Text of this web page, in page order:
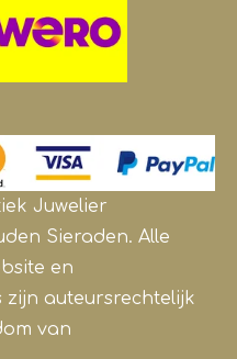
Juwelier
Sieraden. Alle
en
auteursrechtelijk
van